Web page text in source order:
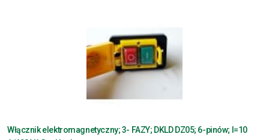
Włącznik elektromagnetyczny; 3- FAZY; DKLD DZ05; 6-pinów; I=10